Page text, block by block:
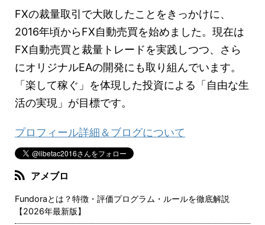
FXの裁量取引で大敗したことをきっかけに、
2016年頃からFX自動売買を始めました。現在は
FX自動売買と裁量トレードを実践しつつ、さら
にオリジナルEAの開発にも取り組んでいます。
「楽して稼ぐ」を体現した投資による「自由な生
活の実現」が目標です。
プロフィール詳細＆ブログについて
アメブロ
Fundoraとは？特徴・評価プログラム・ルールを徹底解説
【2026年最新版】